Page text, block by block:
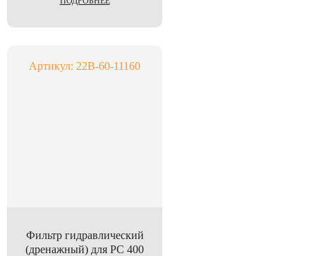
Артикул: 22B-60-11160
Фильтр гидравлический
(дренажный) для PC 400